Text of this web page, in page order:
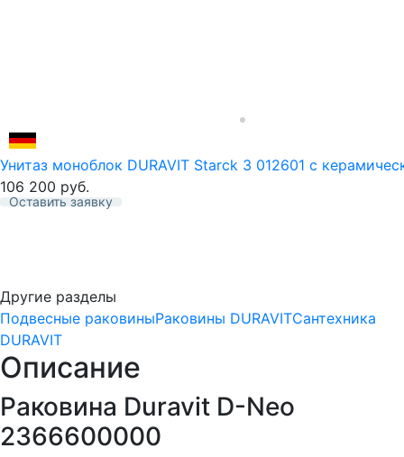
Унитаз моноблок DURAVIT Starck 3 012601 с
106 200 руб.
Оставить заявку
Другие разделы
Подвесные раковиныРаковины DURAVITСантехника
DURAVIT
Описание
Раковина Duravit D-Neo
2366600000